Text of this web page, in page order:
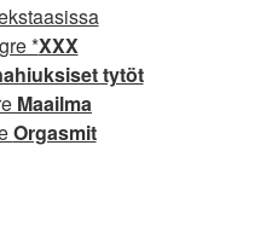
*XXX
tytöt
Maailma
Orgasmit